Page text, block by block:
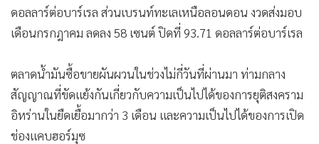
ดอลลาร์ต่อบาร์เรล ส่วนเบรนท์ทะเลเหนือลอนดอน งวดส่งมอบ
เดือนกรกฎาคม ลดลง 58 เซนต์ ปิดที่ 93.71 ดอลลาร์ต่อบาร์เรล
ตลาดน้ำมันซื้อขายผันผวนในช่วงไม่กี่วันที่ผ่านมา ท่ามกลาง
สัญญาณที่ขัดแย้งกันเกี่ยวกับความเป็นไปได้ของการยุติสงคราม
อิหร่านในยืดเยื้อมากว่า 3 เดือน และความเป็นไปได้ของการเปิด
ช่องแคบฮอร์มุซ